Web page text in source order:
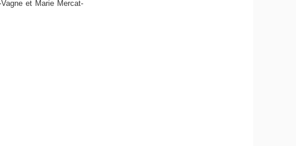
et Marie Mercat-